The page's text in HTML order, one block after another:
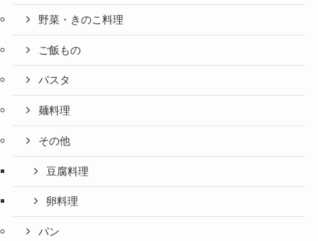
野菜・きのこ料理
ご飯もの
パスタ
麺料理
その他
豆腐料理
卵料理
パン